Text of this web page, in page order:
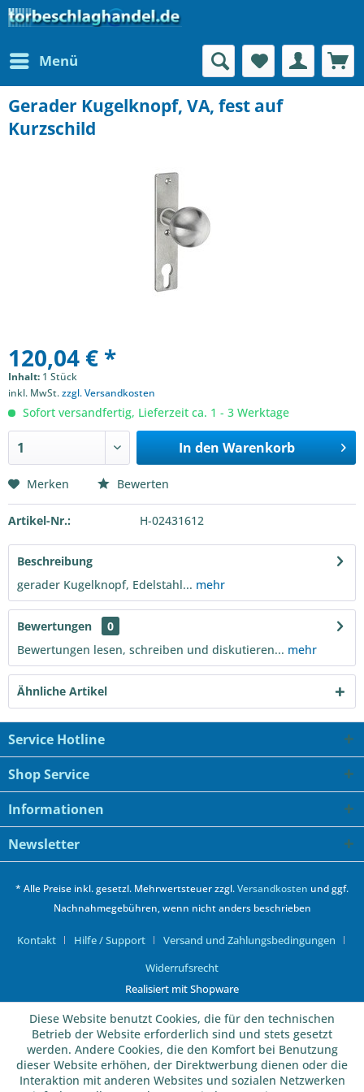
Menü
Gerader Kugelknopf, VA, fest auf
Kurzschild
120,04 € *
Inhalt: 1 Stück
inkl. MwSt.zzgl. Versandkosten
Sofort versandfertig, Lieferzeit ca. 1 - 3 Werktage
In den Warenkorb
Merken Bewerten
Artikel-Nr.: H-02431612
Beschreibung
gerader Kugelknopf, Edelstahl... mehr
Bewertungen
0
Bewertungen lesen, schreiben und diskutieren... mehr
Ähnliche Artikel
Service Hotline
Shop Service
Informationen
Newsletter
* Alle Preise inkl. gesetzl. Mehrwertsteuer zzgl.Versandkosten und ggf.
Nachnahmegebühren, wenn nicht anders beschrieben
Kontakt Hilfe / Support
Versand und Zahlungsbedingungen
Widerrufsrecht
Realisiert mit Shopware
Diese Website benutzt Cookies, die für den technischen
Betrieb der Website erforderlich sind und stets gesetzt
werden. Andere Cookies, die den Komfort bei Benutzung
dieser Website erhöhen, der Direktwerbung dienen oder die
Interaktion mit anderen Websites und sozialen Netzwerken